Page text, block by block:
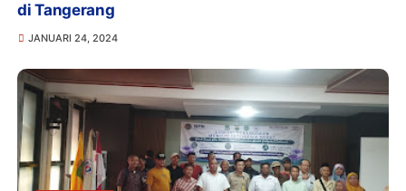
di Tangerang
JANUARI 24, 2024